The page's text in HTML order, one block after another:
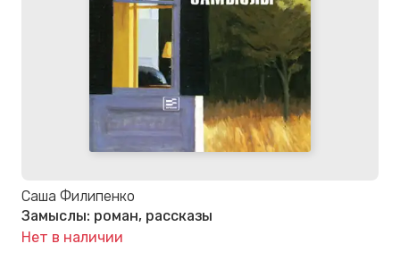
Саша Филипенко
Замыслы: роман, рассказы
Нет в наличии